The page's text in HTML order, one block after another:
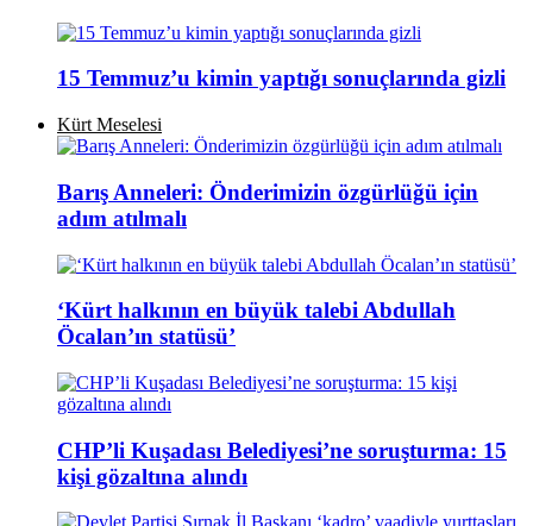
15 Temmuz’u kimin yaptığı sonuçlarında gizli
Kürt Meselesi
Barış Anneleri: Önderimizin özgürlüğü için
adım atılmalı
‘Kürt halkının en büyük talebi Abdullah
Öcalan’ın statüsü’
CHP’li Kuşadası Belediyesi’ne soruşturma: 15
kişi gözaltına alındı